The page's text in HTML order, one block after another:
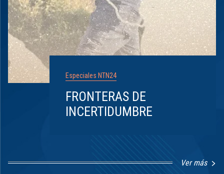
Especiales NTN24
FRONTERAS DE
INCERTIDUMBRE
Ver más